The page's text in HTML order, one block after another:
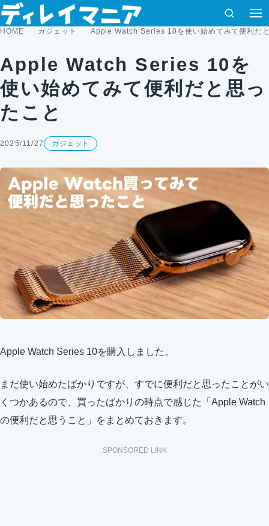
コンテンツへスキップ
検索
HOME ガジェット Apple Watch Series 10を使い始めてみて便利だ
Apple Watch Series 10を
使い始めてみて便利だと思っ
たこと
2025/11/27 ガジェット
Apple Watch Series 10を購入しました。
まだ使い始めたばかりですが、すでに便利だと思ったことがい
くつかあるので、買ったばかりの時点で感じた「Apple Watch
の便利だと思うこと」をまとめておきます。
SPONSORED LINK